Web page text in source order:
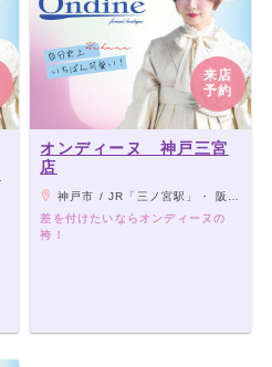
来店
予約
オンディーヌ 神戸三宮
店
神戸市 / JR「三ノ宮駅」・ 阪急電鉄「神戸三宮駅」・ 阪神電鉄「神戸三宮駅」 ・ 神戸市営地下鉄西神山手線「三宮駅」より徒歩にて5分 / 神戸市営地下鉄海岸線「三宮·花時計前駅」より徒歩1分/ポートライナー「三宮駅」より徒歩5分
差を付けたいならオンディーヌの
袴！